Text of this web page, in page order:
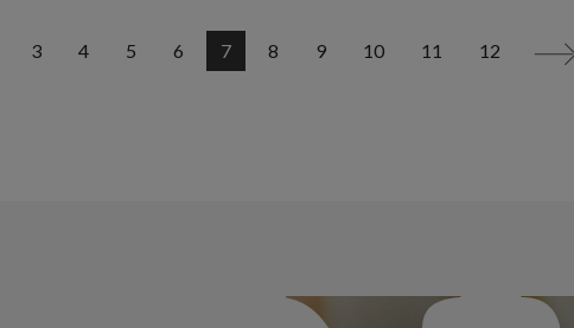
3 4 5 6 7 8 9 10 11 12 >